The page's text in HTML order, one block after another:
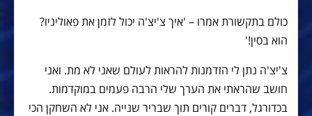
כולם בתקשורת אמרו – 'איך צ'יצ'ה יכול לזמן את פאוליניו?
הוא בסין!'
צ'יצ'ה נתן לי הזדמנות להראות לעולם שאני לא מת. ואני
חושב שהראתי את הערך שלי הרבה פעמים במוקדמות.
בכדורגל, דברים קורים תוך שבריר שנייה. אני לא השחקן הכי